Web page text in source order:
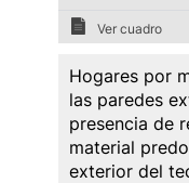
Ver cuadro
Hogares por
las paredes
presencia de
material
exterior del